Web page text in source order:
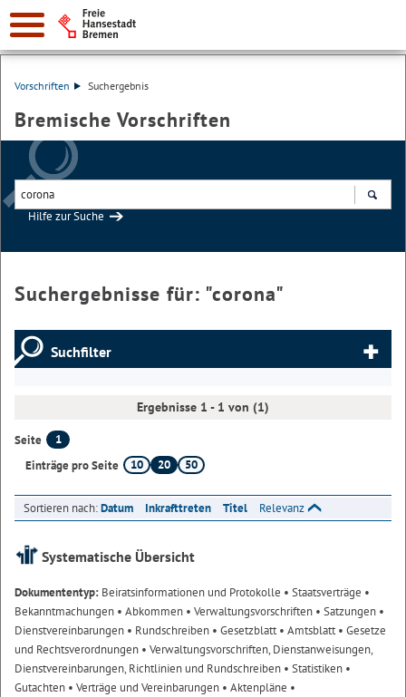
Vorschriften Suchergebnis
Bremische Vorschriften
Hilfe zur Suche
Suchergebnisse für: "corona"
Suchfilter
Ergebnisse 1 - 1 von (1)
Seite
1
Einträge pro Seite
10 20 50
Sortieren nach:Datum Inkrafttreten Titel Relevanz
Systematische Übersicht
Dokumententyp: Beiratsinformationen und Protokolle • Staatsverträge •
Bekanntmachungen • Abkommen • Verwaltungsvorschriften • Satzungen •
Dienstvereinbarungen • Rundschreiben • Gesetzblatt• Amtsblatt• Gesetze
und Rechtsverordnungen • Verwaltungsvorschriften, Dienstanweisungen,
Dienstvereinbarungen, Richtlinien und Rundschreiben • Statistiken •
Gutachten • Verträge und Vereinbarungen • Aktenpläne •